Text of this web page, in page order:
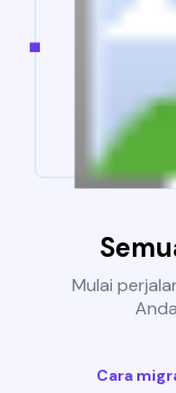
Mulai
Cara